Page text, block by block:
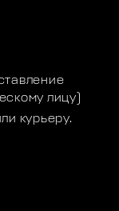
лицу)
курьеру.